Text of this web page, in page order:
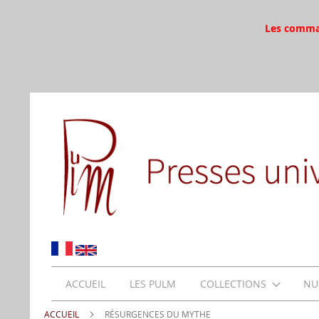
Les
ACCUEIL LES PULM COLLECTIONS
ACCUEIL RÉSURGENCES DU MYTHE